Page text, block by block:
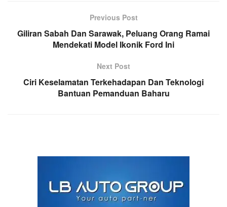
Previous Post
Giliran Sabah Dan Sarawak, Peluang Orang Ramai
Mendekati Model Ikonik Ford Ini
Next Post
Ciri Keselamatan Terkehadapan Dan Teknologi
Bantuan Pemanduan Baharu